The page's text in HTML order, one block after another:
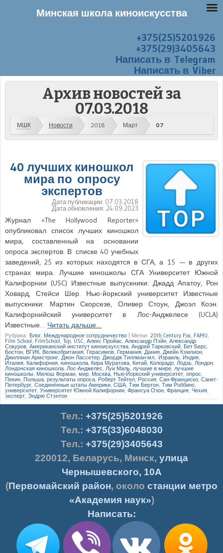
+375(25)5201926
+375(29)3405643
Написать в Telegram
Написать в Viber
Архив новостей за
07.03.2018
МШК Новости 2018 Март 07
40 лучших киношкол
мира по опросу
экспертов
Дата публикации: 07.03.2018
Дата обновления: 24.09.2023
Журнал «The Hollywood Reporter»
опубликовал список лучших киношкол
мира, составленный на основании
опроса экспертов. В списке 40 учебных
заведений, 25 из которых находятся в СГА, а 15 — в других
странах мира. Лучшие киношколы СГА Университет Южной
Калифорнии (USC) Известные выпускники: Джадд Апатоу, Рон
Ховард, Стейси Шер. Нью-йоркский университет Известные
выпускники: Мартин Скорсезе, Оливер Стоун, Джоэл Коэн.
Калифорнийский университет в Лос-Анджелесе (UCLA)
Известные… Читать дальше…
Рубрика: Блог Международное сотрудничество Метки: 20th Century Fox FAMU
Film School FilmSchool Top ,USC Алекс Пройас Александр Пэйн Александр
Сокуров Американский институт киноискусства Андрей Тарковский Бет Берс
Бостон ВГИК, Великобритания, Герасимов Германия, Дания Джейн Кэмпион
Джиллиан Армстронг Джон Лассетер Джордж Тиллман-мл. Израиль Индия
Италия Калифорния, киношкола Кира Муратова Китай Колорадо Лодзь, Лондон
Лондонская киношкола Лос-Анджелес Луи Маль лучшие в мире ,лучшие
киношколы Милош Форман мир Москва Нью-Йоркский университет опрос
Пекин Польша результаты опроса Роберт Тейтел Россия Сан-Франциско Санкт-
Петербург Соединённые штаты Америки, США Тим Бертон Тим Роббинс
университет Университет Южной Калифорнии ,Франсуа Озон Франция Чехия
эксперт Эндрю Стэнтон
Тел.: +375(25)5201926
Тел.: +375(33)6048030
Тел.: +375(29)3405643
220012, Беларусь, Минск, улица
Чернышевского, 10А
(Первомайский район, около станции метро
«Академия наук»)
Написать:
Минская школа киноискусства